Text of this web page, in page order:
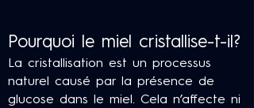
Pourquoi le miel cristallise-t-il?
La cristallisation est un processus
naturel causé par la présence de
glucose dans le miel. Cela n’affecte ni